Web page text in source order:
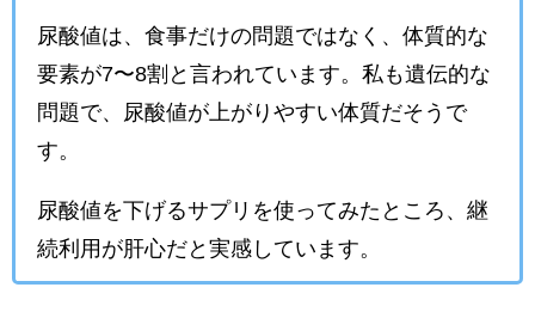
尿酸値は、食事だけの問題ではなく、体質的な
要素が7〜8割と言われています。私も遺伝的な
問題で、尿酸値が上がりやすい体質だそうで
す。
尿酸値を下げるサプリを使ってみたところ、継
続利用が肝心だと実感しています。